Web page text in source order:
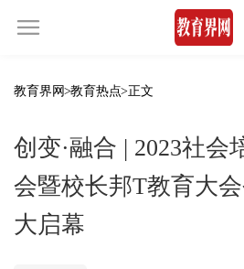
教育界网>教育热点>正文
创变·融合 | 2023社会
会暨校长邦T教育大
大启幕